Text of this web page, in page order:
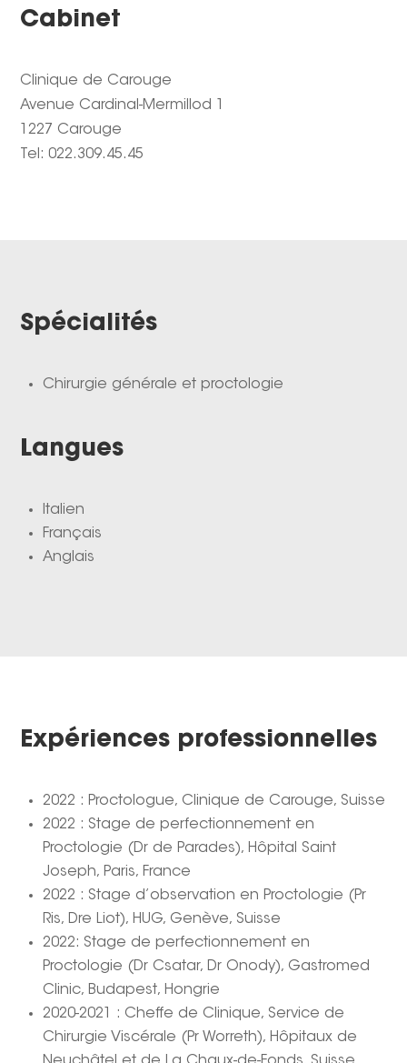
Cabinet
Clinique de Carouge
Avenue Cardinal-Mermillod 1
1227 Carouge
Tel: 022.309.45.45
Spécialités
Chirurgie générale et proctologie
Langues
Italien
Français
Anglais
Expériences professionnelles
2022 : Proctologue, Clinique de Carouge, Suisse
2022 : Stage de perfectionnement en
Proctologie (Dr de Parades), Hôpital Saint
Joseph, Paris, France
2022 : Stage d’observation en Proctologie (Pr
Ris, Dre Liot), HUG, Genève, Suisse
2022: Stage de perfectionnement en
Proctologie (Dr Csatar, Dr Onody), Gastromed
Clinic, Budapest, Hongrie
2020-2021 : Cheffe de Clinique, Service de
Chirurgie Viscérale (Pr Worreth), Hôpitaux de